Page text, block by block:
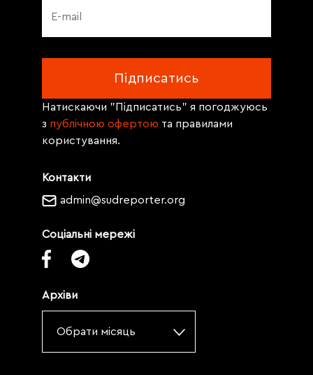
Контакти
admin@sudreporter.org
Соціальні мережі
Архіви
Обрати місяць
Натискаючи "Підписатись" я погоджуюсь
з публічною офертою та правилами
користування.